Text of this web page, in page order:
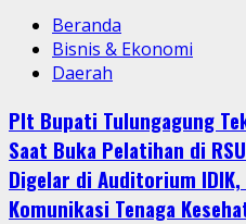
Beranda
Bisnis & Ekonomi
Daerah
Plt Bupati Tulungagung
Saat Buka Pelatihan di
Digelar di Auditorium
Komunikasi Tenaga